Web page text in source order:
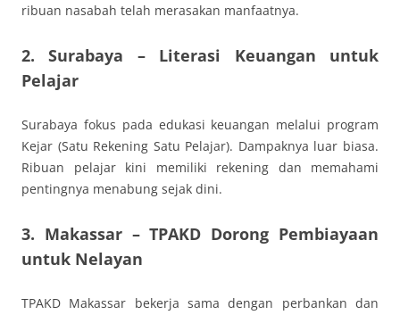
ribuan nasabah telah merasakan manfaatnya.
2. Surabaya – Literasi Keuangan untuk
Pelajar
Surabaya fokus pada edukasi keuangan melalui program
Kejar (Satu Rekening Satu Pelajar). Dampaknya luar biasa.
Ribuan pelajar kini memiliki rekening dan memahami
pentingnya menabung sejak dini.
3. Makassar – TPAKD Dorong Pembiayaan
untuk Nelayan
TPAKD Makassar bekerja sama dengan perbankan dan